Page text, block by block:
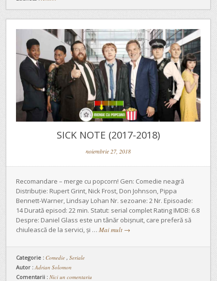
SICK NOTE (2017-2018)
noiembrie 27, 2018
Recomandare – merge cu popcorn! Gen: Comedie neagră
Distribuție: Rupert Grint, Nick Frost, Don Johnson, Pippa
Bennett-Warner, Lindsay Lohan Nr. sezoane: 2 Nr. Episoade:
14 Durată episod: 22 min. Statut: serial complet Rating IMDB: 6.8
Despre: Daniel Glass este un tânăr obișnuit, care preferă să
chiulească de la servici, și … Mai mult →
Categorie : Comedie , Seriale
Autor : Adrian Solomon
Comentarii : Nici un comentariu